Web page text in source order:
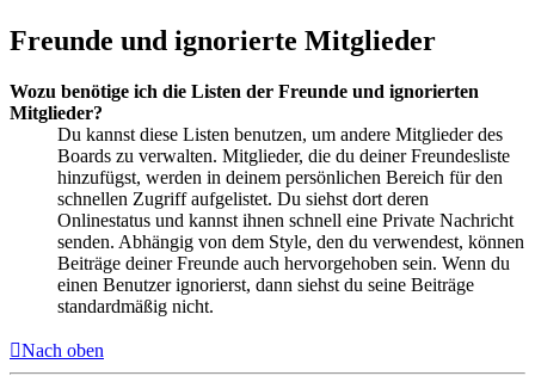
Freunde und ignorierte Mitglieder
Wozu benötige ich die Listen der Freunde und ignorierten
Mitglieder?
Du kannst diese Listen benutzen, um andere Mitglieder des
Boards zu verwalten. Mitglieder, die du deiner Freundesliste
hinzufügst, werden in deinem persönlichen Bereich für den
schnellen Zugriff aufgelistet. Du siehst dort deren
Onlinestatus und kannst ihnen schnell eine Private Nachricht
senden. Abhängig von dem Style, den du verwendest, können
Beiträge deiner Freunde auch hervorgehoben sein. Wenn du
einen Benutzer ignorierst, dann siehst du seine Beiträge
standardmäßig nicht.
Nach oben